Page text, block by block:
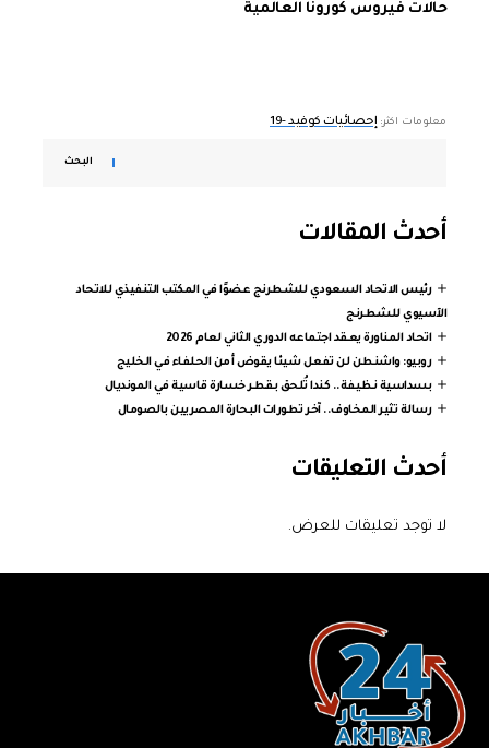
حالات فيروس كورونا العالمية
معلومات اكثر:إحصائيات كوفيد -19
البحث
أحدث المقالات
رئيس الاتحاد السعودي للشطرنج عضوًا في المكتب التنفيذي للاتحاد
الآسيوي للشطرنج
اتحاد المناورة يعقد اجتماعه الدوري الثاني لعام 2026
روبيو: واشنطن لن تفعل شيئا يقوض أمن الحلفاء في الخليج
بسداسية نظيفة.. كندا تُلحق بقطر خسارة قاسية في المونديال
رسالة تثير المخاوف.. آخر تطورات البحارة المصريين بالصومال
أحدث التعليقات
لا توجد تعليقات للعرض.